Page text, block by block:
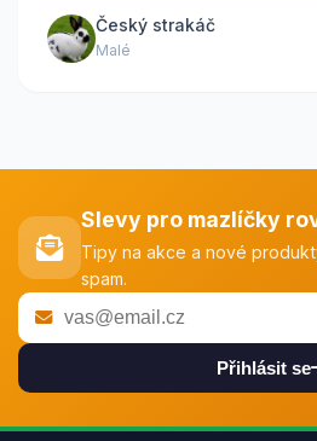
Český strakáč
Malé
Slevy pro mazlíčky
Tipy na akce a nové
spam.
Přihlásit se